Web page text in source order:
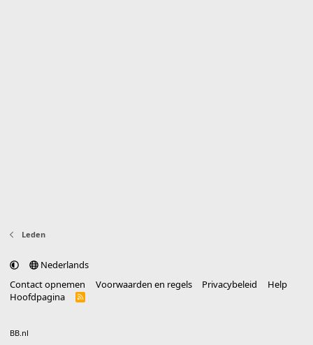
Leden
Nederlands
Contact opnemen
Voorwaarden en regels Privacybeleid
Help
Hoofdpagina
R
BB.nl